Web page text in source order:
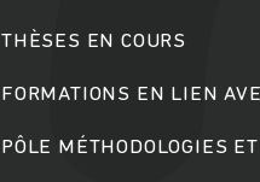
THÈSES EN COURS
FORMATIONS EN LIEN
PÔLE MÉTHODOLOGIES